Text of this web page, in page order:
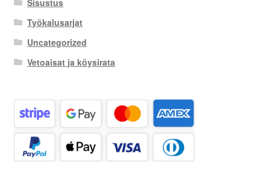
Sisustus
Työkalusarjat
Uncategorized
Vetoaisat ja köysirata